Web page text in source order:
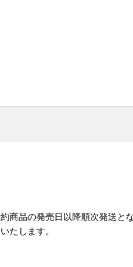
商品の発売日以降順次発送とな
たします。